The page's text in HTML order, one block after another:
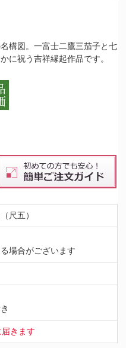
構図。一富士二鷹三茄子と七
に祝う吉祥縁起作品です。
尺五）
場合がございます
きます